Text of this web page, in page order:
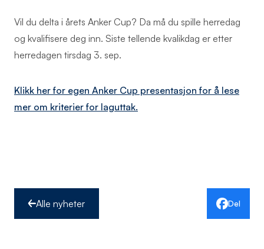
Vil du delta i årets Anker Cup? Da må du spille herredag
og kvalifisere deg inn. Siste tellende kvalikdag er etter
herredagen tirsdag 3. sep.
Klikk her for egen Anker Cup presentasjon for å lese
mer om kriterier for laguttak.
Alle nyheter Del